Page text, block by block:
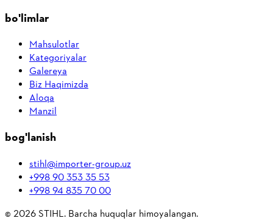
bo'limlar
Mahsulotlar
Kategoriyalar
Galereya
Biz Haqimizda
Aloqa
Manzil
bog'lanish
stihl@importer-group.uz
+998 90 353 35 53
+998 94 835 70 00
© 2026STIHL. Barcha huquqlar himoyalangan.